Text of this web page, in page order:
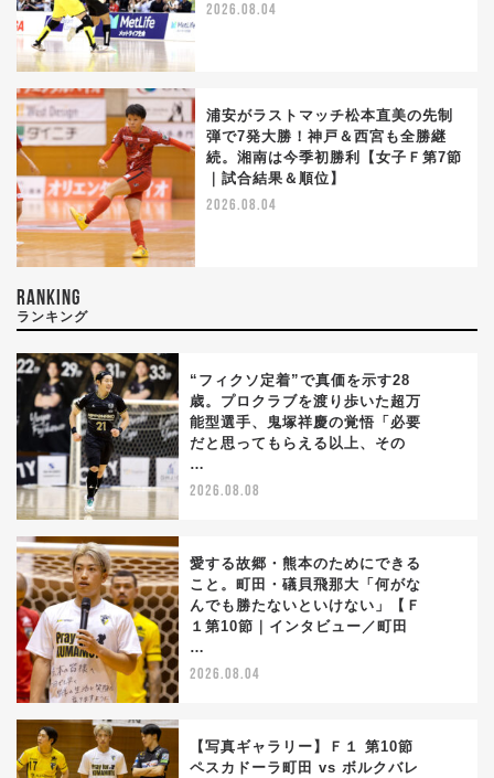
2026.08.04
浦安がラストマッチ松本直美の先制
弾で7発大勝！神戸＆西宮も全勝継
続。湘南は今季初勝利【女子Ｆ第7節
｜試合結果＆順位】
2026.08.04
RANKING
ランキング
“フィクソ定着”で真価を示す28
歳。プロクラブを渡り歩いた超万
能型選手、鬼塚祥慶の覚悟「必要
だと思ってもらえる以上、その
…
2026.08.08
愛する故郷・熊本のためにできる
こと。町田・礒貝飛那大「何がな
んでも勝たないといけない」【Ｆ
１第10節｜インタビュー／町田
…
2026.08.04
【写真ギャラリー】Ｆ１ 第10節
ペスカドーラ町田 vs ボルクバレ